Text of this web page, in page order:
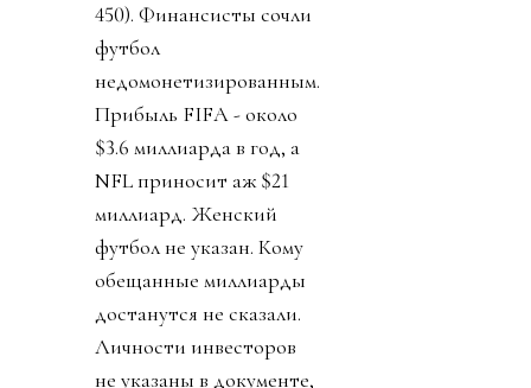
450). Финансисты сочли
футбол
недомонетизированным.
Прибыль FIFA - около
$3.6 миллиарда в год, а
NFL приносит аж $21
миллиард. Женский
футбол не указан. Кому
обещанные миллиарды
достанутся не сказали.
Личности инвесторов
не указаны в документе,